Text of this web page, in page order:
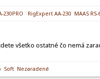
230PRO RigExpert AA-230 MAAS
všetko ostatné čo nemá
Soft Nezaradené